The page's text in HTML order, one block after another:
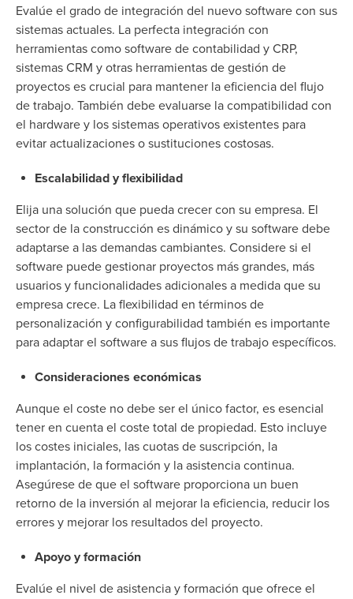
Evalúe el grado de integración del nuevo software con sus
sistemas actuales. La perfecta integración con
herramientas como software de contabilidad y CRP,
sistemas CRM y otras herramientas de gestión de
proyectos es crucial para mantener la eficiencia del flujo
de trabajo. También debe evaluarse la compatibilidad con
el hardware y los sistemas operativos existentes para
evitar actualizaciones o sustituciones costosas.
Escalabilidad y flexibilidad
Elija una solución que pueda crecer con su empresa. El
sector de la construcción es dinámico y su software debe
adaptarse a las demandas cambiantes. Considere si el
software puede gestionar proyectos más grandes, más
usuarios y funcionalidades adicionales a medida que su
empresa crece. La flexibilidad en términos de
personalización y configurabilidad también es importante
para adaptar el software a sus flujos de trabajo específicos.
Consideraciones económicas
Aunque el coste no debe ser el único factor, es esencial
tener en cuenta el coste total de propiedad. Esto incluye
los costes iniciales, las cuotas de suscripción, la
implantación, la formación y la asistencia continua.
Asegúrese de que el software proporciona un buen
retorno de la inversión al mejorar la eficiencia, reducir los
errores y mejorar los resultados del proyecto.
Apoyo y formación
Evalúe el nivel de asistencia y formación que ofrece el